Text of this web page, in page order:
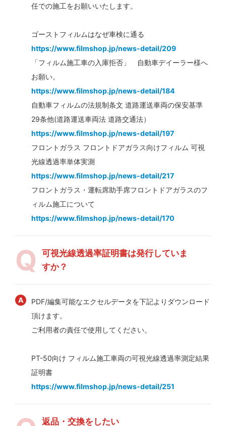
任での施工をお願いいたします。
ゴーストフィルムはなぜ車検に通る
https://www.filmshop.jp/news-detail/209
「フィルム施工車の入庫拒否」 自動車デイーラー様へ
お願い。
https://www.filmshop.jp/news-detail/184
自動車フィルムの法規制条文 道路運送車両の保安基準
29条他(道路運送車両法 道路交通法）
https://www.filmshop.jp/news-detail/197
フロントガラス フロントドアガラス向けフィルム 可視
光線透過率単体実測
https://www.filmshop.jp/news-detail/217
フロントガラス・運転席助手席フロントドアガラスのフ
ィルム施工について
https://www.filmshop.jp/news-detail/170
可視光線透過率証明書は発行していま
すか？
PDF/編集可能なエクセルデータを下記よりダウンロード
頂けます。
ご利用者の責任で使用してください。
PT-50向け フィルム施工車両の可視光線透過率測定結果
証明書
https://www.filmshop.jp/news-detail/251
返品・交換をしたい